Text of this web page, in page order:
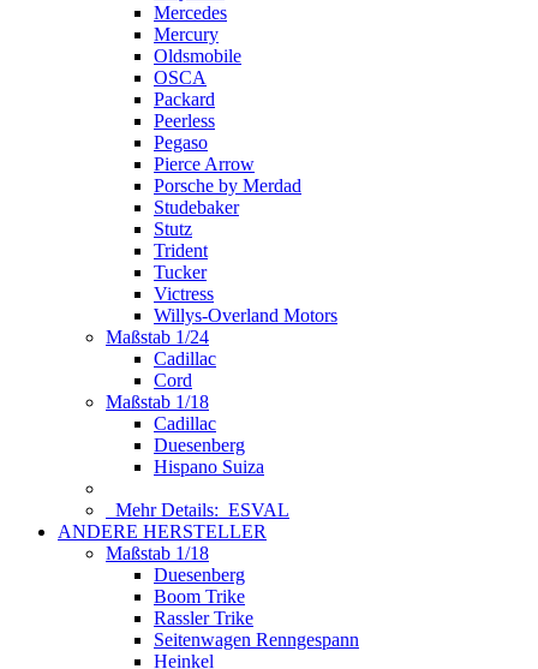
Mercedes
Mercury
Oldsmobile
OSCA
Packard
Peerless
Pegaso
Pierce Arrow
Porsche by Merdad
Studebaker
Stutz
Trident
Tucker
Victress
Willys-Overland Motors
Maßstab 1/24
Cadillac
Cord
Maßstab 1/18
Cadillac
Duesenberg
Hispano Suiza
Mehr Details: ESVAL
ANDERE HERSTELLER
Maßstab 1/18
Duesenberg
Boom Trike
Rassler Trike
Seitenwagen Renngespann
Heinkel